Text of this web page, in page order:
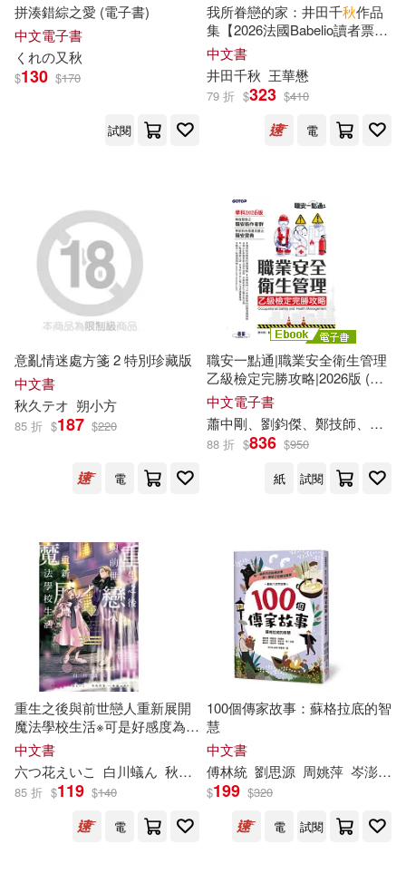
秋葉(15) 蕭中剛(15)
大熊由護(14) 徐英洲(14)
手塚治虫(14) 秋本翼(14)
曲一線(13) 林摶秋(13)
王曉秋(13) 秋山祥子(13)
あさのハジメ(12)
ダンミル(12)
六つ花えいこ(12) 劉增利(12)
嚴軍（總主編）(12) 巴金(12)
平井和正(12) 方秋停(12)
月嵐(12) 朱海峰（主編）(12)
楊伯峻(12) 秋ぎつね(12)
秋芳あめり(12)
台灣東販(42)
高等教育出版社(42)
中國人民大學出版社(41)
慕客館(41)
上海交通大學出版社(40)
重慶出版社(40)
中國紡織出版社(39)
字畝文化(39)
復旦大學出版社(38)
藍海文化(38) 長春出版社(38)
天下雜誌(37)
禾馬(37) 北方文藝出版社(36)
上海文藝出版社(35)
拼湊錯綜之愛 (電子書)
中文電子書
くれの又秋
$130 $170
試閱
我所眷戀的家：井田千秋作品
集【2026法國Babelio讀者票選
獎漫畫部門大獎得主續作!】
中文書
井田千秋 王華懋
79 折 $323 $410
電
意亂情迷處方箋 2 特別珍藏版
中文書
秋久テオ 朔小方
85 折 $187 $220
電
職安一點通|職業安全衛生管理
乙級檢定完勝攻略|2026版 (電
子書)
中文電子書
蕭中剛、劉鈞傑、鄭技師、賴
88 折 $836 $950
紙
試閱
重生之後與前世戀人重新展開
魔法學校生活※可是好感度為0
4
中文書
六つ花えいこ
白川蟻ん 秋鹿ユギリ 杜信彰
85 折 $119 $140
電
100個傳家故事：蘇格拉底的智
慧
中文書
傅林統 劉思源 周姚萍 岑澎維
$199 $320
電
試閱